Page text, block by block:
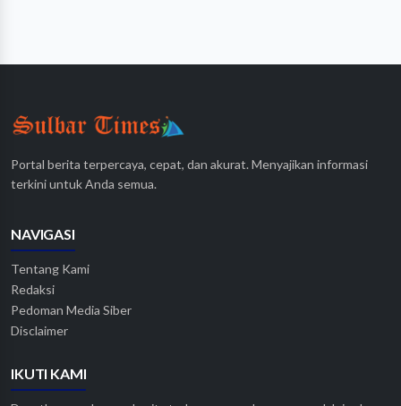
Portal berita terpercaya, cepat, dan akurat. Menyajikan informasi
terkini untuk Anda semua.
NAVIGASI
Tentang Kami
Redaksi
Pedoman Media Siber
Disclaimer
IKUTI KAMI